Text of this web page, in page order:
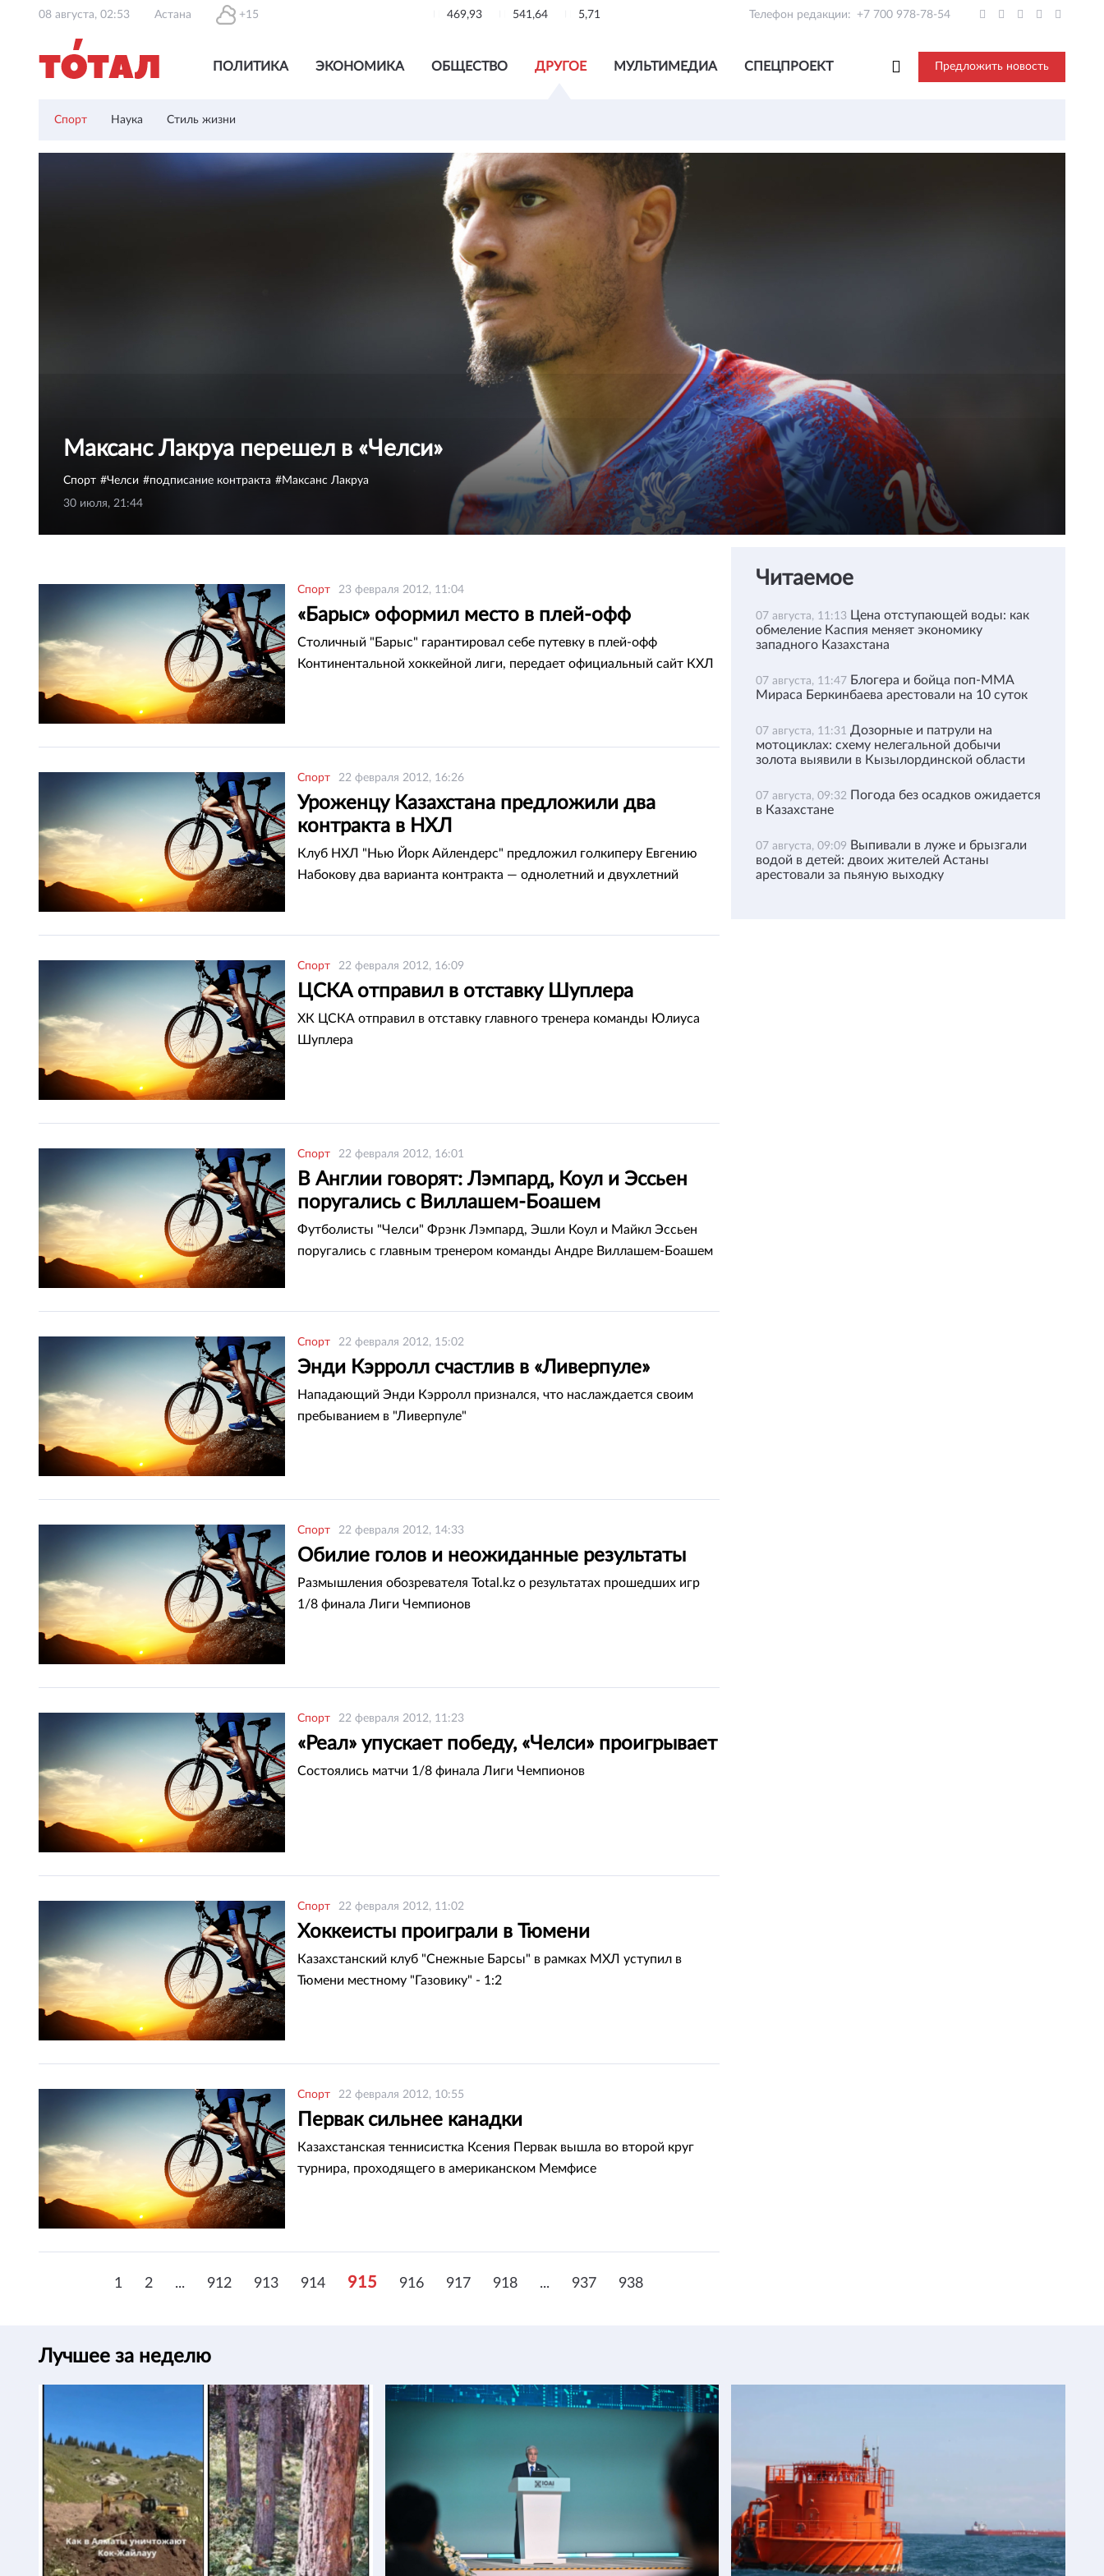
08 августа, 02:53 Астана +15 469,93 541,64 5,71 Телефон редакции: +7 700 978-78-54
ПОЛИТИКА ЭКОНОМИКА ОБЩЕСТВО ДРУГОЕ МУЛЬТИМЕДИА СПЕЦПРОЕКТ Предложить новость
Спорт Наука Стиль жизни
Максанс Лакруа перешел в «Челси»
Спорт Челси подписание контракта
Максанс Лакруа
30 июля, 21:44
Спорт 23 февраля 2012, 11:04
«Барыс» оформил место в плей-офф
Столичный "Барыс" гарантировал себе путевку в плей-офф
Континентальной хоккейной лиги, передает официальный сайт КХЛ
Спорт 22 февраля 2012, 16:26
Уроженцу Казахстана предложили два
контракта в НХЛ
Клуб НХЛ "Нью Йорк Айлендерс" предложил голкиперу Евгению
Набокову два варианта контракта — однолетний и двухлетний
Спорт 22 февраля 2012, 16:09
ЦСКА отправил в отставку Шуплера
ХК ЦСКА отправил в отставку главного тренера команды Юлиуса
Шуплера
Спорт 22 февраля 2012, 16:01
В Англии говорят: Лэмпард, Коул и Эссьен
поругались с Виллашем-Боашем
Футболисты "Челси" Фрэнк Лэмпард, Эшли Коул и Майкл Эссьен
поругались с главным тренером команды Андре Виллашем-Боашем
Спорт 22 февраля 2012, 15:02
Энди Кэрролл счастлив в «Ливерпуле»
Нападающий Энди Кэрролл признался, что наслаждается своим
пребыванием в "Ливерпуле"
Спорт 22 февраля 2012, 14:33
Обилие голов и неожиданные результаты
Размышления обозревателя Total.kz о результатах прошедших игр
1/8 финала Лиги Чемпионов
Спорт 22 февраля 2012, 11:23
«Реал» упускает победу, «Челси» проигрывает
Состоялись матчи 1/8 финала Лиги Чемпионов
Спорт 22 февраля 2012, 11:02
Хоккеисты проиграли в Тюмени
Казахстанский клуб "Снежные Барсы" в рамках МХЛ уступил в
Тюмени местному "Газовику" - 1:2
Спорт 22 февраля 2012, 10:55
Первак сильнее канадки
Казахстанская теннисистка Ксения Первак вышла во второй круг
турнира, проходящего в американском Мемфисе
1 2 ... 912 913 914 915 916 917 918 ... 937 938
Читаемое
07 августа, 11:13 Цена отступающей воды: как
обмеление Каспия меняет экономику
западного Казахстана
07 августа, 11:47 Блогера и бойца поп-ММА
Мираса Беркинбаева арестовали на 10 суток
07 августа, 11:31 Дозорные и патрули на
мотоциклах: схему нелегальной добычи
золота выявили в Кызылординской области
07 августа, 09:32 Погода без осадков ожидается
в Казахстане
07 августа, 09:09 Выпивали в луже и брызгали
водой в детей: двоих жителей Астаны
арестовали за пьяную выходку
Лучшее за неделю